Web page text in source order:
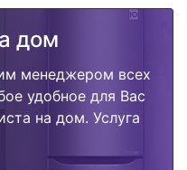
дом
менеджером всех
удобное для Вас
на дом. Услуга